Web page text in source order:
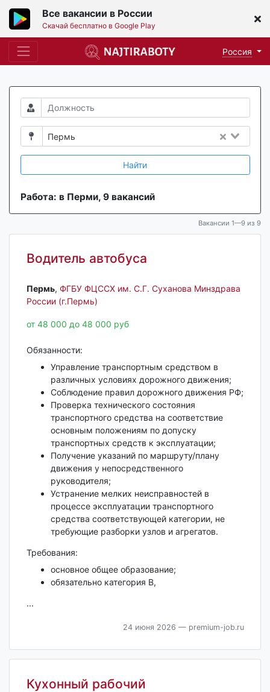
Все вакансии в России
Скачай бесплатно в Google Play
Россия
Пермь
Найти
Работа: в Перми, 9 вакансий
Вакансии 1—9 из 9
Водитель автобуса
Пермь‎, ФГБУ ФЦССХ им. С.Г. Суханова Минздрава
России (г.Пермь)
от 48 000 до 48 000 руб
Обязанности:
Управление транспортным средством в
различных условиях дорожного движения;
Соблюдение правил дорожного движения РФ;
Проверка технического состояния
транспортного средства на соответствие
основным положениям по допуску
транспортных средств к эксплуатации;
Получение указаний по маршруту/плану
движения у непосредственного
руководителя;
Устранение мелких неисправностей в
процессе эксплуатации транспортного
средства соответствующей категории, не
требующие разборки узлов и агрегатов.
Требования:
основное общее образование;
обязательно категория B,
...
24 июня 2026 — premium-job.ru
Кухонный рабочий